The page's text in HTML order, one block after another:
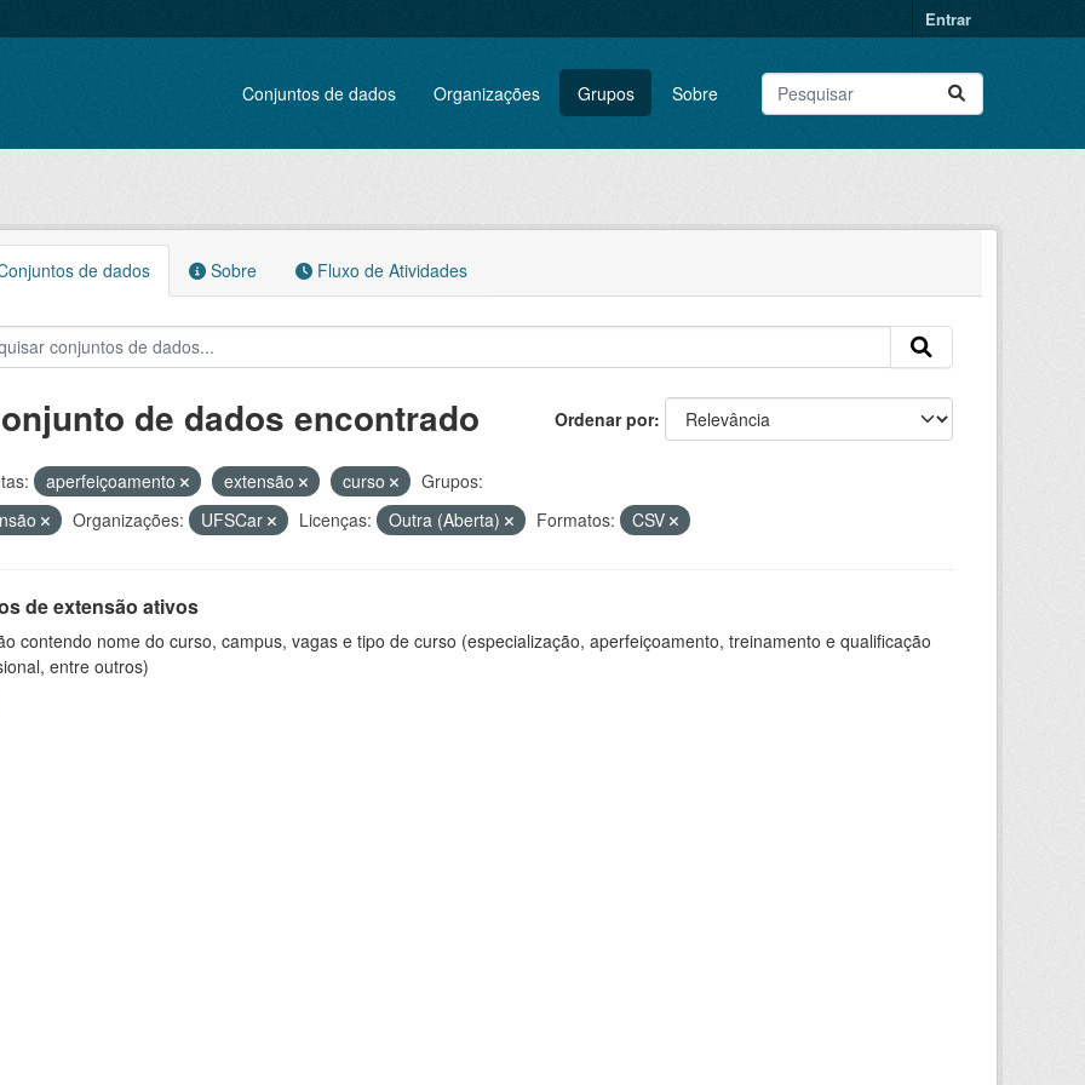
Entrar
Conjuntos de dados Organizações Grupos Sobre
de dados Sobre Fluxo de Atividades
Ordenar por
de dados encontrado
aperfeiçoamento extensão curso
Grupos:
Organizações: UFSCar Licenças: Outra (Aberta) Formatos: CSV
de extensão ativos
contendo nome do curso, campus, vagas e tipo de curso (especialização, aperfeiçoamento, treinamento e qualificação
entre outros)